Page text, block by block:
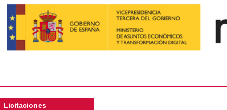
Licitaciones